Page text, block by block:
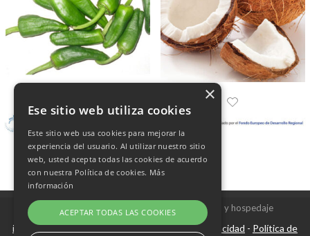
Copyright © 2026 Frutas Champi s.l. - Diseño y hospedaje
internetísimo.com|Aviso Legal-Política de privacidad - Política de
×
Ese sitio web utiliza cookies
Este sitio web usa cookies para mejorar la
experiencia del usuario. Al utilizar nuestro sitio
web, usted acepta todas las cookies de acuerdo
con nuestra Política de cookies. Más
información
ACEPTAR TODAS LAS COOKIES